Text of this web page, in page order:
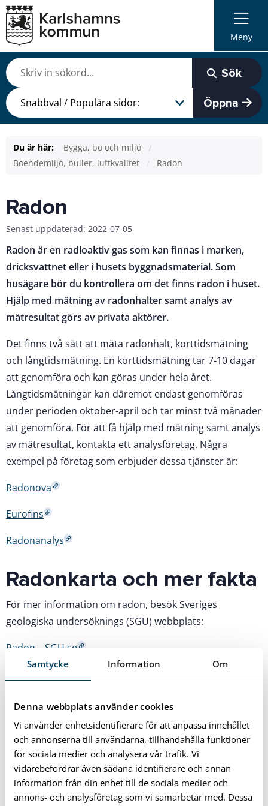
Samtycke Information Om
Denna webbplats använder cookies
Vi använder enhetsidentifierare för att anpassa innehållet
och annonserna till användarna, tillhandahålla funktioner
för sociala medier och analysera vår trafik. Vi
vidarebefordrar även sådana identifierare och annan
information från din enhet till de sociala medier och
annons- och analysföretag som vi samarbetar med. Dessa
Meny
Sök
Öppna
Du är här:
Bygga, bo och miljö
Boendemiljö, buller, luftkvalitet
Radon
Radon
Senast uppdaterad: 2022-07-05
Radon är en radioaktiv gas som kan finnas i marken,
dricksvattnet eller i husets byggnadsmaterial. Som
husägare bör du kontrollera om det finns radon i huset.
Hjälp med mätning av radonhalter samt analys av
mätresultat görs av privata aktörer.
Det finns två sätt att mäta radonhalt, korttidsmätning
och långtidsmätning. En korttidsmätning tar 7-10 dagar
att genomföra och kan göras under hela året.
Långtidsmätningar kan däremot endast genomföras
under perioden oktober-april och tar minst två månader
att genomföra. För att få hjälp med mätning samt analys
av mätresultat, kontakta ett analysföretag. Några
exempel på företag som erbjuder dessa tjänster är:
Radonova
Eurofins
Radonanalys
Radonkarta och mer fakta
För mer information om radon, besök Sveriges
geologiska undersöknings (SGU) webbplats:
Radon – SGU.se
Sveriges geologiska undersökning har även en
olika ställen i Sverige. Du hittar radonkartan via länken
nedan:
Radonkarta – SGU.se
Om du har förhöjda halter